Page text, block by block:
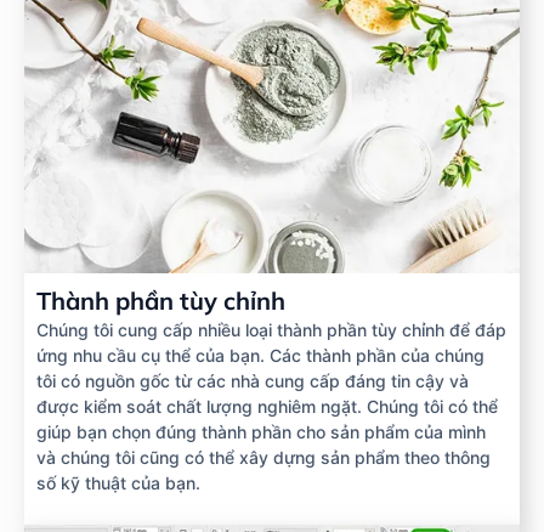
Thành phần tùy chỉnh
Chúng tôi cung cấp nhiều loại thành phần tùy chỉnh để đáp
ứng nhu cầu cụ thể của bạn. Các thành phần của chúng
tôi có nguồn gốc từ các nhà cung cấp đáng tin cậy và
được kiểm soát chất lượng nghiêm ngặt. Chúng tôi có thể
giúp bạn chọn đúng thành phần cho sản phẩm của mình
và chúng tôi cũng có thể xây dựng sản phẩm theo thông
số kỹ thuật của bạn.